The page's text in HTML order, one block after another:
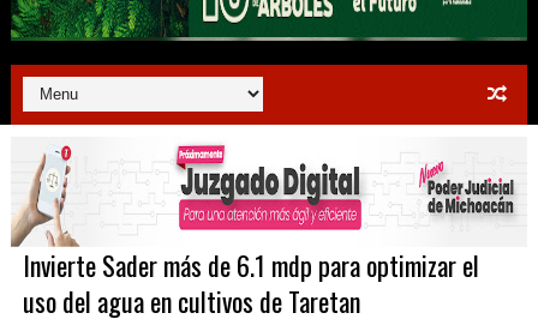
Invierte Sader más de 6.1 mdp para optimizar el
uso del agua en cultivos de Taretan